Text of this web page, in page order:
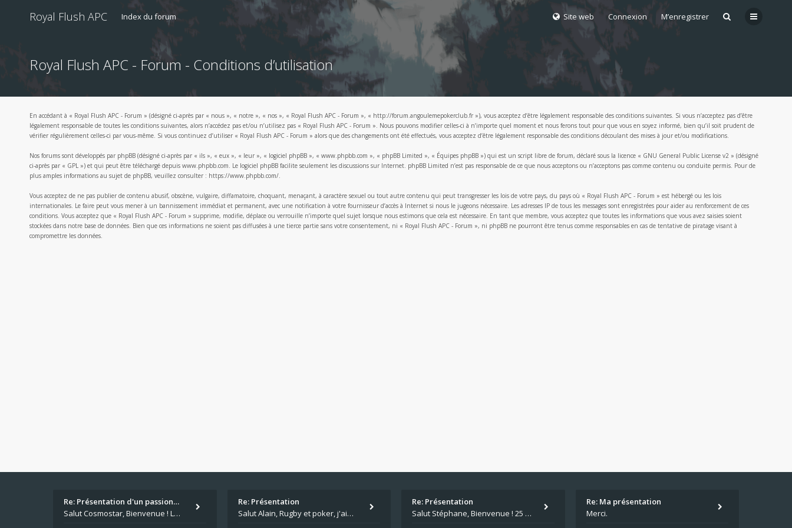
Royal Flush APC Site web Connexion M’enregistrer
Index du forum
Royal Flush APC - Forum - Conditions d’utilisation
En accédant à « Royal Flush APC - Forum » (désigné ci-après par « nous », « notre », « nos », « Royal Flush APC - Forum », « http://forum.angoulemepokerclub.fr »), vous acceptez d’être légalement responsable des conditions suivantes. Si vous n’acceptez pas d’être
légalement responsable de toutes les conditions suivantes, alors n’accédez pas et/ou n’utilisez pas « Royal Flush APC - Forum ». Nous pouvons modifier celles-ci à n’importe quel moment et nous ferons tout pour que vous en soyez informé, bien qu’il soit prudent de
vérifier régulièrement celles-ci par vous-même. Si vous continuez d’utiliser « Royal Flush APC - Forum » alors que des changements ont été effectués, vous acceptez d’être légalement responsable des conditions découlant des mises à jour et/ou modifications.
Nos forums sont développés par phpBB (désigné ci-après par « ils », « eux », « leur », « logiciel phpBB », « www.phpbb.com », « phpBB Limited », « Équipes phpBB ») qui est un script libre de forum, déclaré sous la licence « GNU General Public License v2 » (désigné
ci-après par « GPL ») et qui peut être téléchargé depuis www.phpbb.com. Le logiciel phpBB facilite seulement les discussions sur Internet. phpBB Limited n’est pas responsable de ce que nous acceptons ou n’acceptons pas comme contenu ou conduite permis. Pour de
plus amples informations au sujet de phpBB, veuillez consulter : https://www.phpbb.com/.
Vous acceptez de ne pas publier de contenu abusif, obscène, vulgaire, diffamatoire, choquant, menaçant, à caractère sexuel ou tout autre contenu qui peut transgresser les lois de votre pays, du pays où « Royal Flush APC - Forum » est hébergé ou les lois
internationales. Le faire peut vous mener à un bannissement immédiat et permanent, avec une notification à votre fournisseur d’accès à Internet si nous le jugeons nécessaire. Les adresses IP de tous les messages sont enregistrées pour aider au renforcement de ces
conditions. Vous acceptez que « Royal Flush APC - Forum » supprime, modifie, déplace ou verrouille n’importe quel sujet lorsque nous estimons que cela est nécessaire. En tant que membre, vous acceptez que toutes les informations que vous avez saisies soient
stockées dans notre base de données. Bien que ces informations ne soient pas diffusées à une tierce partie sans votre consentement, ni « Royal Flush APC - Forum », ni phpBB ne pourront être tenus comme responsables en cas de tentative de piratage visant à
compromettre les données.
Re: Présentation d'un passion…
Salut Cosmostar, Bienvenue ! Les paris sportifs en plus du poker, c'est ce que je fais aussi. Surtout la NBA, je mise su
Re: Présentation
Salut Alain, Rugby et poker, j'aime bien le mélange. Tu suis le rugby du coin ? Moi j'essaie d'aller voir des matchs de
Re: Présentation
Salut Stéphane, Bienvenue ! 25 ans de poker c'est du vécu quand même. Moi je suis relativementnouveau (2018) mais j'ai a
Re: Ma présentation
Merci.